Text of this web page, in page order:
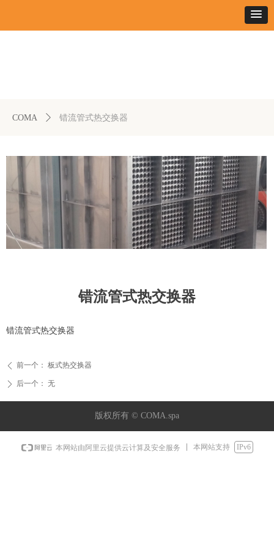
COMA ꄲ 错流管式热交换器
错流管式热交换器
错流管式热交换器
ꄲ 后一个： 无
ꄴ 前一个： 板式热交换器
版权所有 © COMA.spa
本网站由阿里云提供云计算及安全服务 本网站支持 IPv6